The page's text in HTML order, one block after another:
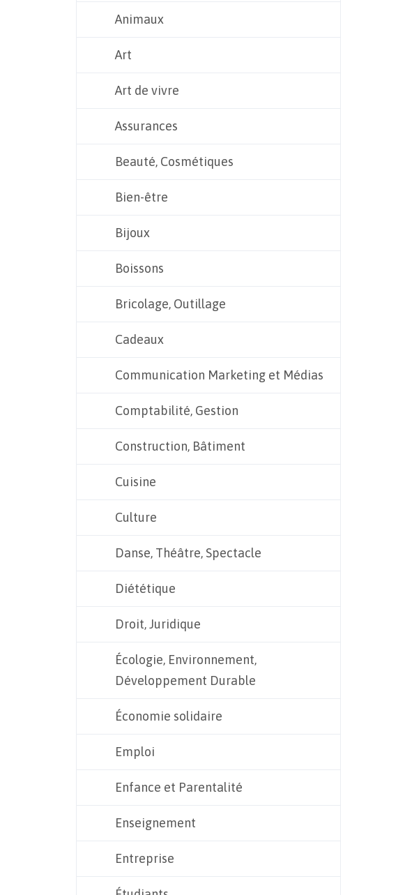
Animaux
Art
Art de vivre
Assurances
Beauté, Cosmétiques
Bien-être
Bijoux
Boissons
Bricolage, Outillage
Cadeaux
Communication Marketing et Médias
Comptabilité, Gestion
Construction, Bâtiment
Cuisine
Culture
Danse, Théâtre, Spectacle
Diététique
Droit, Juridique
Écologie, Environnement,
Développement Durable
Économie solidaire
Emploi
Enfance et Parentalité
Enseignement
Entreprise